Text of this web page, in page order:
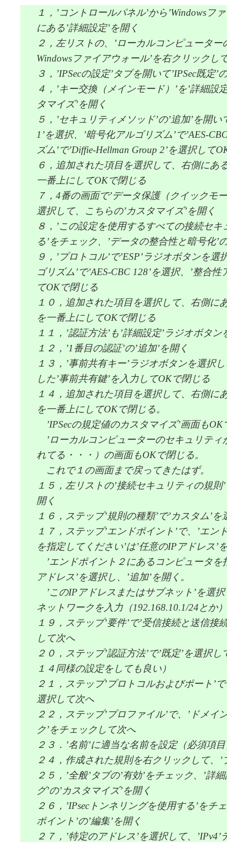
１，’コントロールパネル’から’Windowsフ
にある’詳細設定’を開く
２，左リストの、’ローカルコンピュータ
Windowsファイアウォール’を右クリックし
３，’IPSecの設定’タブを開いて’IPSec既定’
４，’キー交換（メインモード）’を’詳細設
タマイズ’を開く
５，’セキュリティメソッド’の’追加’を開
1’を選択、’暗号化アルゴリズム’で’AES-
ズム’で’Diffie-Hellman Group 2’を選択して
６，追加された項目を選択して、右側にあ
一番上にしてOKで閉じる
７，4番の画面で’データ保護（クイックモ
選択して、こちらの’カスタマイズ’を開く
８，’この設定を使用するすべての接続セ
る’をチェック、’データの整合性と暗号化’
９，’プロトコル’で’ESP’ラジオボタンを
ゴリズム’で’AES-CBC 128’を選択、’整合
てOKで閉じる
１０，追加された項目を選択して、右側に
を一番上にしてOKで閉じる
１１，’認証方法’も’詳細設定’ラジオボタ
１２，’1番目の認証’の’追加’を開く
１３，’事前共有キー’ラジオボタンを選択
した’事前共有鍵’を入力してOKで閉じる
１４，追加された項目を選択して、右側に
を一番上にしてOKで閉じる。
’IPSecの規定値のカスタマイズ’画面もOK
’ローカルコンピューターのセキュリティ
れてる・・・）の画面もOKで閉じる。
これで１の画面まで戻ってきたはず。
１５，左リストの’接続セキュリティの規則
開く
１６，ステップ’規則の種類’で’カスタム’
１７，ステップ’エンドポイント’で、’エ
を指定してください’は’任意のIPアドレス’
’エンドポイント２にあるコンピュータを
アドレス’を選択し、’追加’を開く。
’このIPアドレスまたはサブネット’を選
ネットワークを入力（192.168.10.1/24とか
１９，ステップ’要件’で’受信接続と送信接
して次へ
２０，ステップ’認証方法’で’既定’を選択
１４同様の設定をしても良い）
２１，ステップ’プロトコルおよびポート’
選択して次へ
２２，ステップ’プロファイル’で、’ドメイ
ク’をチェックして次へ
２３．’名前’に適当な名前を設定（必須項
２４，作成された規則を右クリックして、’
２５，’全般’タブの’有効’をチェック、’詳
グ’の’カスタマイズ’を開く
２６，’IPsecトンネリングを使用する’をチ
ポイント’の’編集’を開く
２７，’特定のアドレス’を選択して、